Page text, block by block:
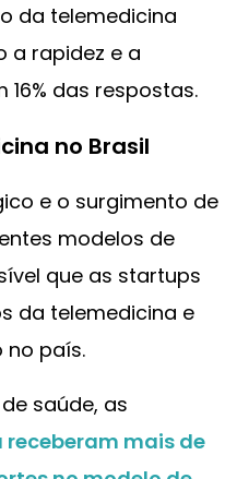
da telemedicina
a rapidez e a
das respostas.
no Brasil
e o surgimento de
modelos de
que as startups
da telemedicina e
no país.
saúde, as
receberam mais de